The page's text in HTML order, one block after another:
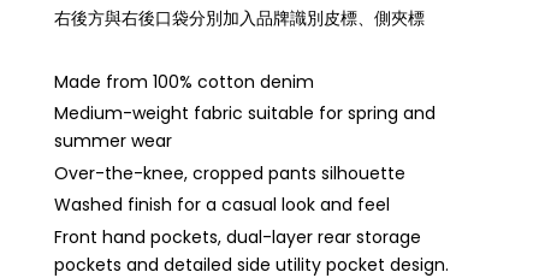
右後方與右後口袋分別加入品牌識別皮標、側夾標
Made from 100% cotton denim
Medium-weight fabric suitable for spring and
summer wear
Over-the-knee, cropped pants silhouette
Washed finish for a casual look and feel
Front hand pockets, dual-layer rear storage
pockets and detailed side utility pocket design.